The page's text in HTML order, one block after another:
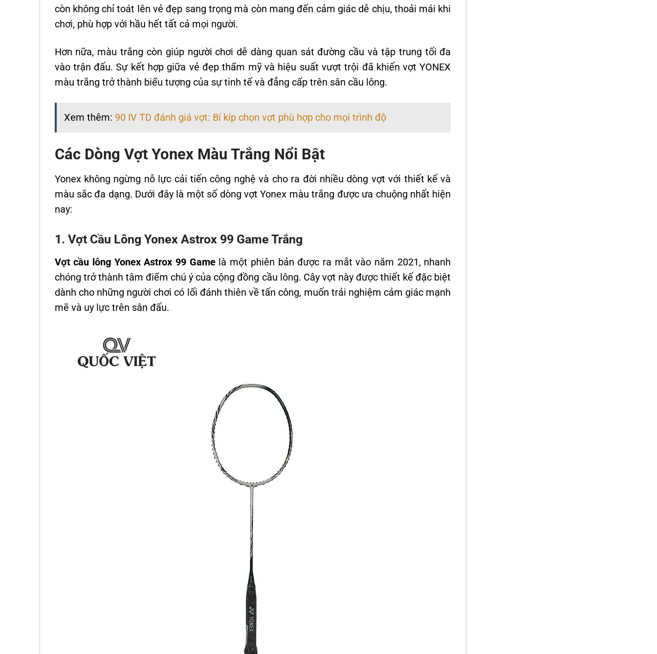
còn không chỉ toát lên vẻ đẹp sang trọng mà còn mang đến cảm giác dễ chịu, thoải mái khi
chơi, phù hợp với hầu hết tất cả mọi người.
Hơn nữa, màu trắng còn giúp người chơi dễ dàng quan sát đường cầu và tập trung tối đa
vào trận đấu. Sự kết hợp giữa vẻ đẹp thẩm mỹ và hiệu suất vượt trội đã khiến vợt YONEX
màu trắng trở thành biểu tượng của sự tinh tế và đẳng cấp trên sân cầu lông.
Xem thêm: 90 IV TD đánh giá vợt: Bí kíp chọn vợt phù hợp cho mọi trình độ
Các Dòng Vợt Yonex Màu Trắng Nổi Bật
Yonex không ngừng nỗ lực cải tiến công nghệ và cho ra đời nhiều dòng vợt với thiết kế và
màu sắc đa dạng. Dưới đây là một số dòng vợt Yonex màu trắng được ưa chuộng nhất hiện
nay:
1. Vợt Cầu Lông Yonex Astrox 99 Game Trắng
Vợt cầu lông Yonex Astrox 99 Gamelà một phiên bản được ra mắt vào năm 2021, nhanh
chóng trở thành tâm điểm chú ý của cộng đồng cầu lông. Cây vợt này được thiết kế đặc biệt
dành cho những người chơi có lối đánh thiên về tấn công, muốn trải nghiệm cảm giác mạnh
mẽ và uy lực trên sân đấu.